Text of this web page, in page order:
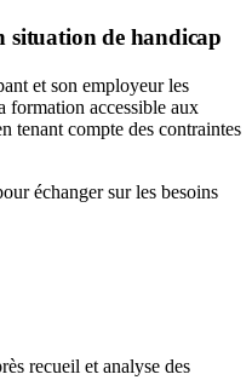
situation de handicap
et son employeur les
formation accessible aux
tenant compte des contraintes
échanger sur les besoins
recueil et analyse des